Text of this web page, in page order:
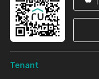
Tenant